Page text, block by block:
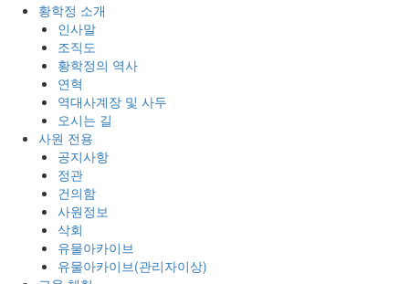
황학정 소개
인사말
조직도
황학정의 역사
연혁
역대사계장 및 사두
오시는 길
사원 전용
공지사항
정관
건의함
사원정보
삭회
유물아카이브
유물아카이브(관리자이상)